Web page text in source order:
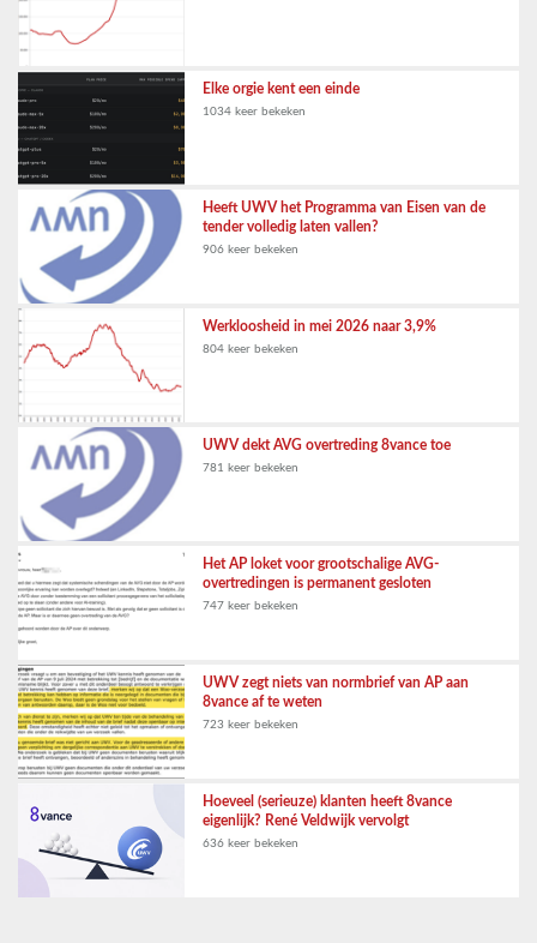
Elke orgie kent een einde
1034 keer bekeken
Heeft UWV het Programma van Eisen van de
tender volledig laten vallen?
906 keer bekeken
Werkloosheid in mei 2026 naar 3,9%
804 keer bekeken
UWV dekt AVG overtreding 8vance toe
781 keer bekeken
Het AP loket voor grootschalige AVG-
overtredingen is permanent gesloten
747 keer bekeken
UWV zegt niets van normbrief van AP aan
8vance af te weten
723 keer bekeken
Hoeveel (serieuze) klanten heeft 8vance
eigenlijk? René Veldwijk vervolgt
636 keer bekeken